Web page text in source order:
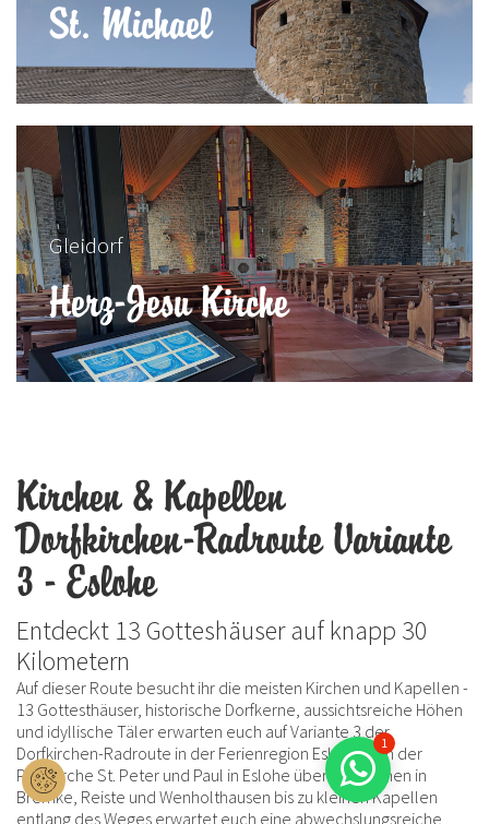
St. Michael
Herz-Jesu Kirche
Gleidorf
Kirchen & Kapellen
Dorfkirchen-Radroute Variante
3 - Eslohe
Entdeckt 13 Gotteshäuser auf knapp 30
Kilometern
Auf dieser Route besucht ihr die meisten Kirchen und Kapellen -
13 Gottesthäuser, historische Dorfkerne, aussichtsreiche Höhen
und idyllische Täler erwarten euch auf Variante 3 der
Dorfkirchen-Radroute in der Ferienregion Eslohe. Von der
Pfarrkirche St. Peter und Paul in Eslohe über die Kirchen in
Bremke, Reiste und Wenholthausen bis zu kleinen Kapellen
entlang des Weges erwartet euch eine abwechslungsreiche
1